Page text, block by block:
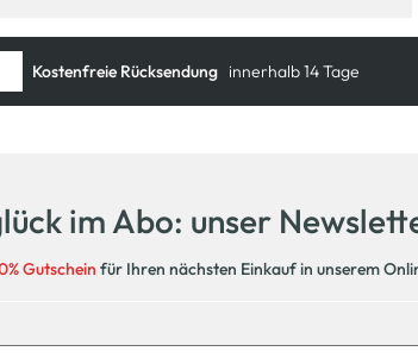
Kostenfreie Rücksendung innerhalb 14 Tage
im Abo: unser
Gutschein für Ihren nächsten Einkauf in unserem